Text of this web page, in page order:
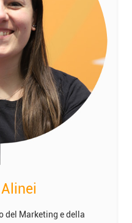
del Marketing e della